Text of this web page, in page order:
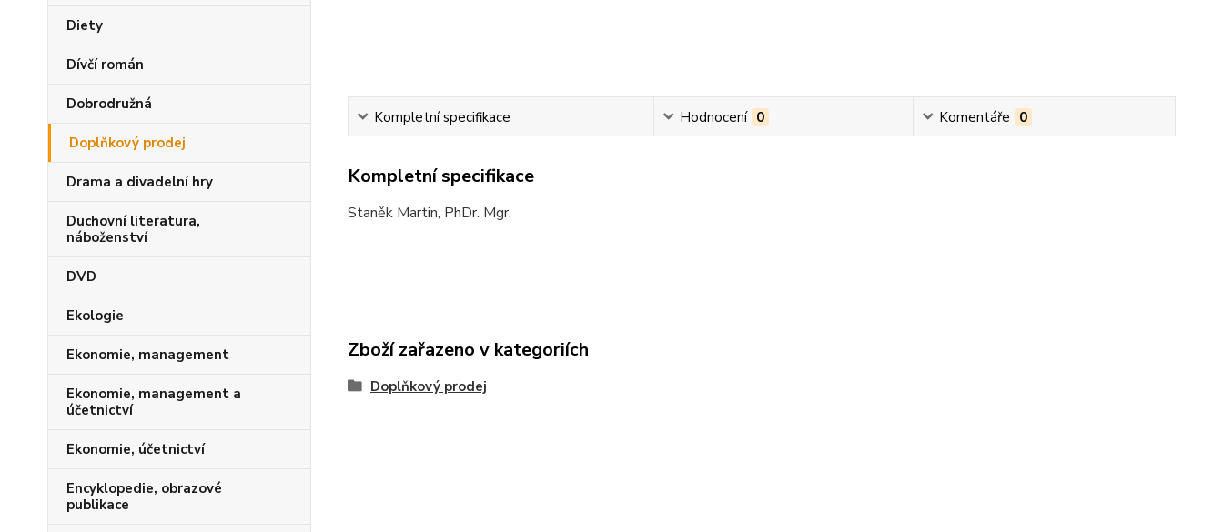
Diety
Dívčí román
Dobrodružná
Doplňkový prodej
Drama a divadelní hry
Duchovní literatura,
náboženství
DVD
Ekologie
Ekonomie, management
Ekonomie, management a
účetnictví
Ekonomie, účetnictví
Encyklopedie, obrazové
publikace
Kompletní specifikace Hodnocení 0 Komentáře 0
Kompletní specifikace
Staněk Martin, PhDr. Mgr.
Zboží zařazeno v kategoriích
Doplňkový prodej